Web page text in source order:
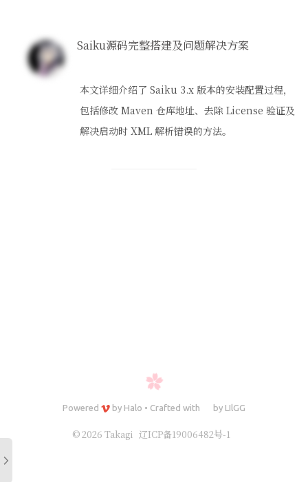
Saiku源码完整搭建及问题解决方案
本文详细介绍了 Saiku 3.x 版本的安装配置过程，
包括修改 Maven 仓库地址、去除 License 验证及
解决启动时 XML 解析错误的方法。
Powered by Halo • Crafted with by LIlGG
© 2026 Takagi 辽ICP备19006482号-1